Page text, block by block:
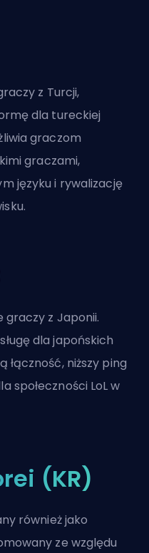
z Turcji,
dla tureckiej
graczom
graczami,
języku i rywalizację
graczy z Japonii.
dla japońskich
niższy ping
społeczności LoL w
(KR)
również jako
ze względu